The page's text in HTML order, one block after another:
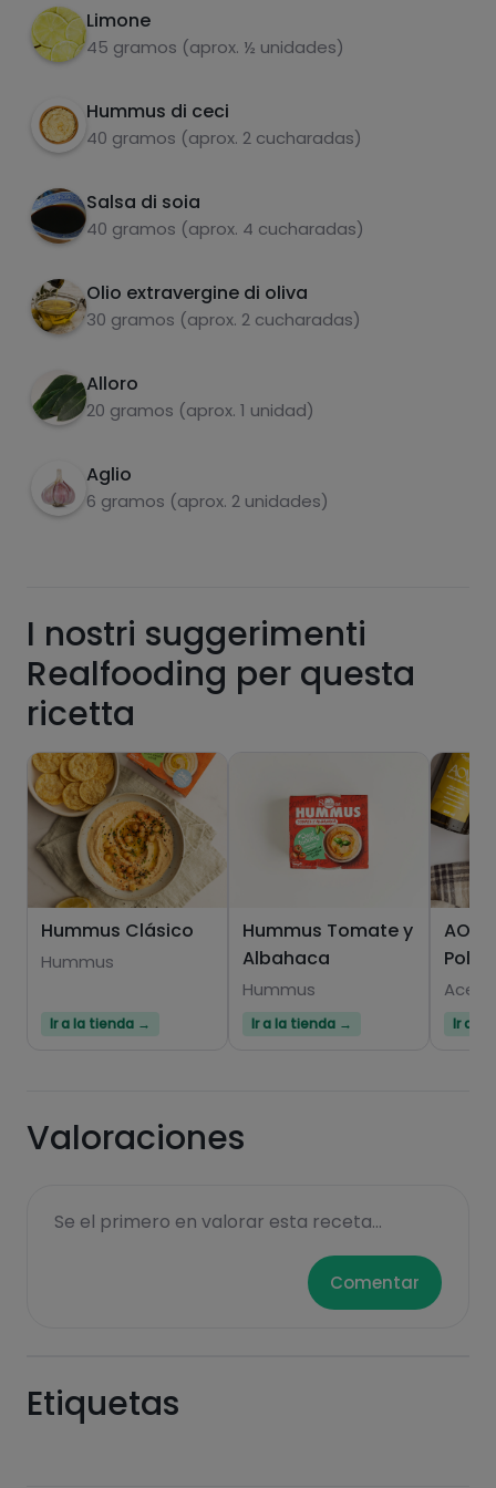
Limone
45 gramos (aprox. ½ unidades)
Hummus di ceci
40 gramos (aprox. 2 cucharadas)
Salsa di soia
40 gramos (aprox. 4 cucharadas)
Olio extravergine di oliva
30 gramos (aprox. 2 cucharadas)
Alloro
20 gramos (aprox. 1 unidad)
Aglio
6 gramos (aprox. 2 unidades)
zuccheri grassi saturi
Hazte PLUS para ver la información nutricional
Pásate al PLUS
I nostri suggerimenti
Realfooding per questa
ricetta
Hummus Clásico
Hummus
Ir a la tienda →
Hummus Tomate y
Albahaca
Hummus
Ir a la tienda → Ir a
Valoraciones
Se el primero en valorar esta receta...
Comentar
Etiquetas